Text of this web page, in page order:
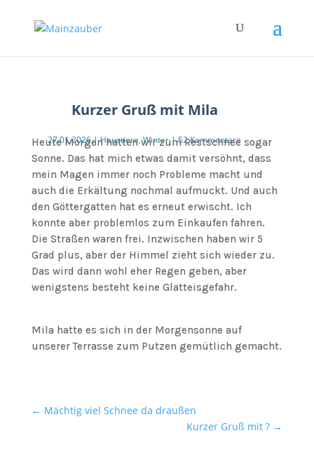
Kurzer Gruß mit Mila
27.01.2026|Haustiere,Winter|52 Kommentare
Heute Morgen hatten wir zum Restschnee sogar
Sonne. Das hat mich etwas damit versöhnt, dass
mein Magen immer noch Probleme macht und
auch die Erkältung nochmal aufmuckt. Und auch
den Göttergatten hat es erneut erwischt. Ich
konnte aber problemlos zum Einkaufen fahren.
Die Straßen waren frei. Inzwischen haben wir 5
Grad plus, aber der Himmel zieht sich wieder zu.
Das wird dann wohl eher Regen geben, aber
wenigstens besteht keine Glatteisgefahr.
Mila hatte es sich in der Morgensonne auf
unserer Terrasse zum Putzen gemütlich gemacht.
← Mächtig viel Schnee da draußen
Kurzer Gruß mit ? →